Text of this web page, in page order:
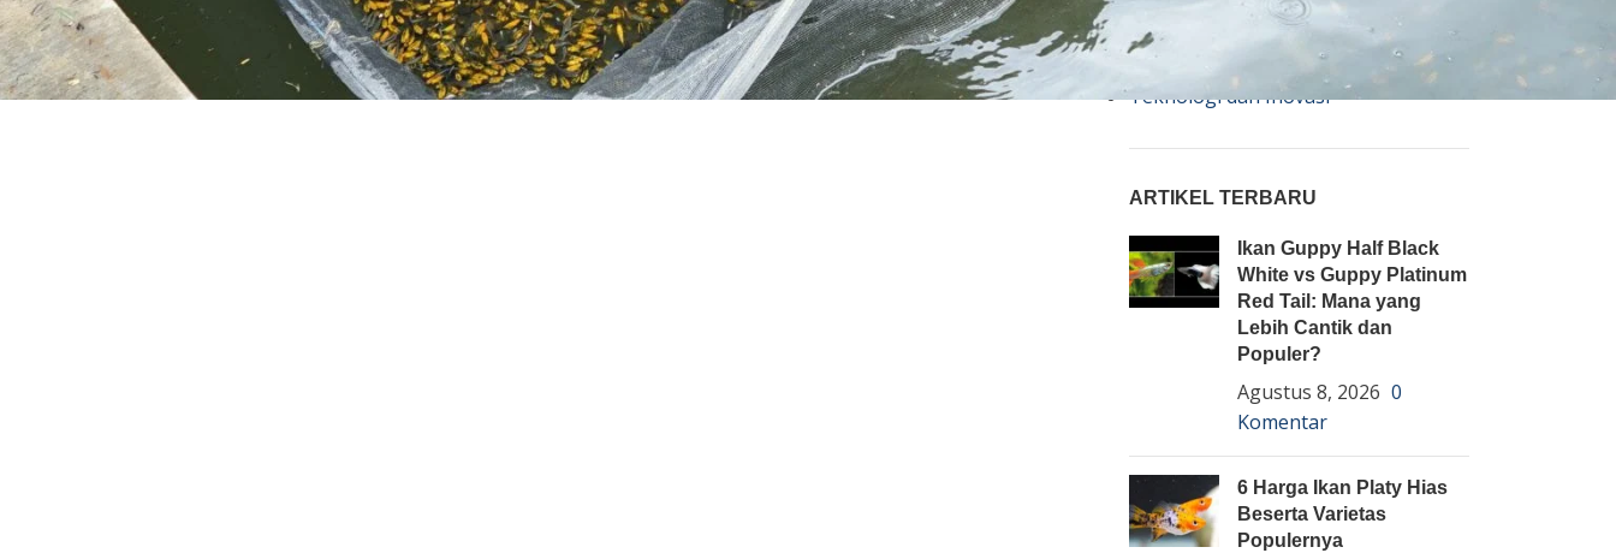
Pembenihan Ikan
Pembesaran Ikan
Teknologi dan Inovasi
ARTIKEL TERBARU
Ikan Guppy Half Black
White vs Guppy Platinum
Red Tail: Mana yang
Lebih Cantik dan
Populer?
Agustus 8, 2026 0
Komentar
6 Harga Ikan Platy Hias
Beserta Varietas
Populernya